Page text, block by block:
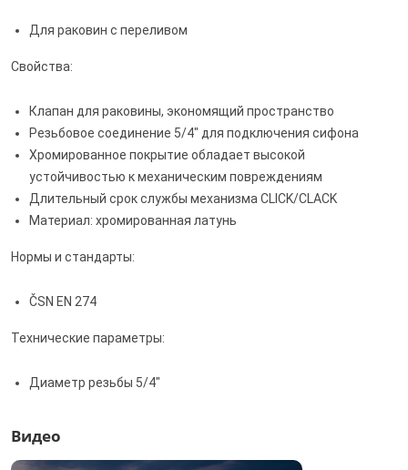
Для раковин с переливом
Свойства:
Клапан для раковины, экономящий пространство
Резьбовое соединение 5/4" для подключения сифона
Хромированное покрытие обладает высокой
устойчивостью к механическим повреждениям
Длительный срок службы механизма CLICK/CLACK
Материал: хромированная латунь
Нормы и стандарты:
ČSN EN 274
Технические параметры:
Диаметр резьбы 5/4"
Видео